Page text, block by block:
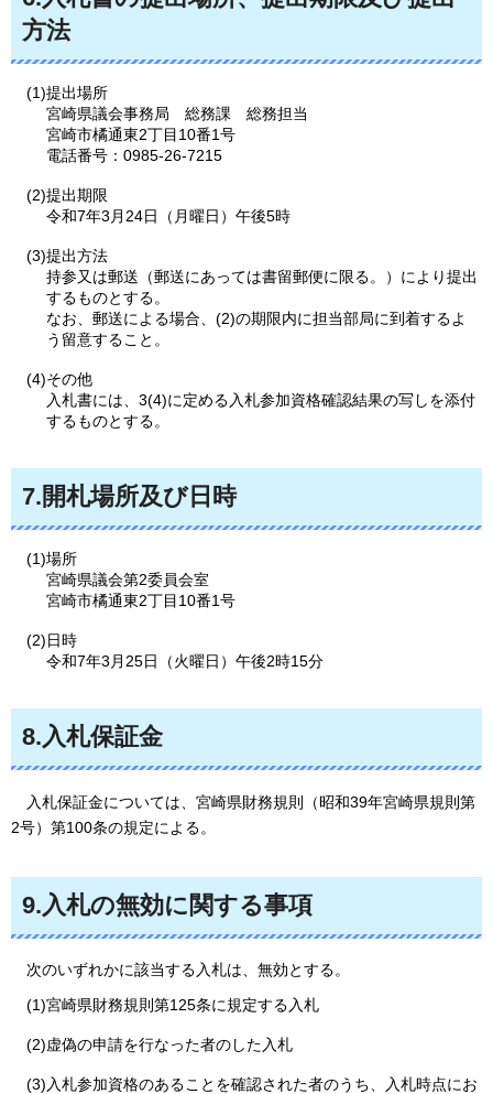
方法
(1)提出場所
宮崎県議会事務局
総務課
総務担当
宮崎市橘通東2丁目10番1号
電話番号：0985-26-7215
(2)提出期限
令和7年3月24日（月曜日）午後5時
(3)提出方法
持参又は郵送（郵送にあっては書留郵便に限る。）により提出
するものとする。
なお、郵送による場合、(2)の期限内に担当部局に到着するよ
う留意すること。
(4)その他
入札書には、3(4)に定める入札参加資格確認結果の写しを添付
するものとする。
7.開札場所及び日時
(1)場所
宮崎県議会第2委員会室
宮崎市橘通東2丁目10番1号
(2)日時
令和7年3月25日（火曜日）午後2時15分
8.入札保証金
入札保証金については、宮崎県財務規則（昭和39年宮崎県規則第
2号）第100条の規定による。
9.入札の無効に関する事項
次のいずれかに該当する入札は、無効とする。
(1)宮崎県財務規則第125条に規定する入札
(2)虚偽の申請を行なった者のした入札
(3)入札参加資格のあることを確認された者のうち、入札時点にお